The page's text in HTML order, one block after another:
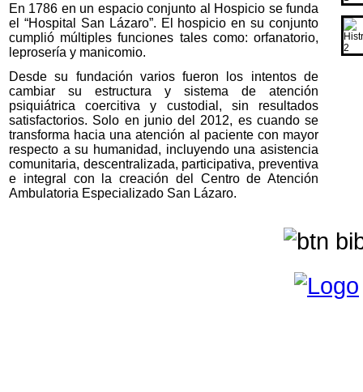
En 1786 en un espacio conjunto al Hospicio se funda
el “Hospital San Lázaro”. El hospicio en su conjunto
cumplió múltiples funciones tales como: orfanatorio,
leprosería y manicomio.
Desde su fundación varios fueron los intentos de
cambiar su estructura y sistema de atención
psiquiátrica coercitiva y custodial, sin resultados
satisfactorios. Solo en junio del 2012, es cuando se
transforma hacia una atención al paciente con mayor
respecto a su humanidad, incluyendo una asistencia
comunitaria, descentralizada, participativa, preventiva
e integral con la creación del Centro de Atención
Ambulatoria Especializado San Lázaro.